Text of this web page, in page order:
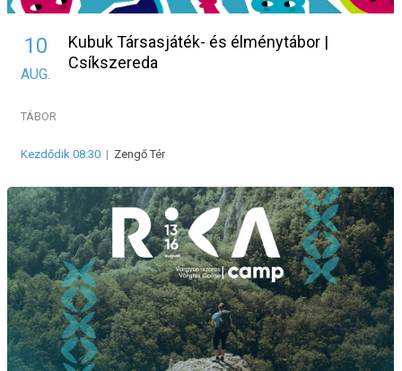
10
AUG.
Kubuk Társasjáték- és élménytábor |
Csíkszereda
TÁBOR
Kezdődik 08:30 | Zengő Tér